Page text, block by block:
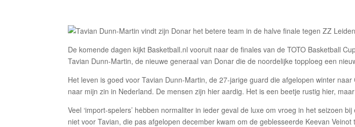
De komende dagen kijkt Basketball.nl vooruit naar de finales van de TOTO Basketball
Tavian Dunn-Martin, de nieuwe generaal van Donar die de noordelijke topploeg een
Het leven is goed voor Tavian Dunn-Martin, de 27-jarige guard die afgelopen winter
naar mijn zin in Nederland. De mensen zijn hier aardig. Het is een beetje rustig hier,
Veel ‘import-spelers’ hebben normaliter in ieder geval de luxe om vroeg in het seizoen
niet voor Tavian, die pas afgelopen december kwam om de geblesseerde Keevan